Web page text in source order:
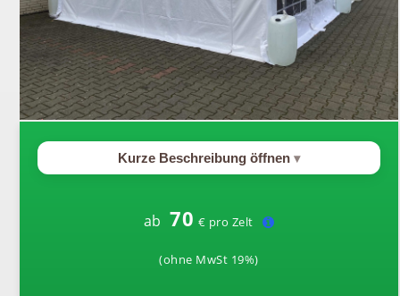
Kurze Beschreibung öffnen
ab 70 € pro Zelt
(ohne MwSt 19%)